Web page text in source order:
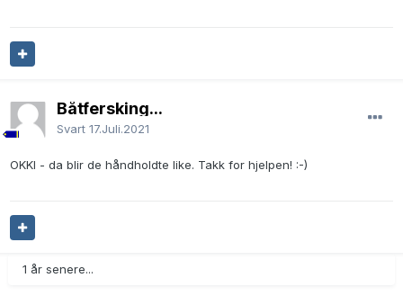
Båtfersking...
Svart 17.Juli.2021
OKKI - da blir de håndholdte like. Takk for hjelpen! :-)
1 år senere...